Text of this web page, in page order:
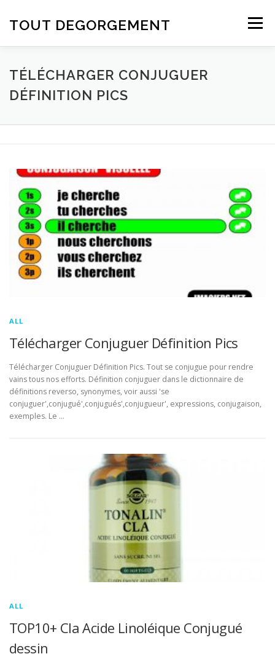
TOUT DEGORGEMENT Menu
TÉLÉCHARGER CONJUGUER
DÉFINITION PICS
ALL
Télécharger Conjuguer Définition Pics
Télécharger Conjuguer Définition Pics. Tout se conjugue pour rendre
vains tous nos efforts. Définition conjuguer dans le dictionnaire de
définitions reverso, synonymes, voir aussi 'se
conjuguer',conjugué',conjugués',conjugueur', expressions, conjugaison,
exemples. Le …
ALL
TOP10+ Cla Acide Linoléique Conjugué
dessin